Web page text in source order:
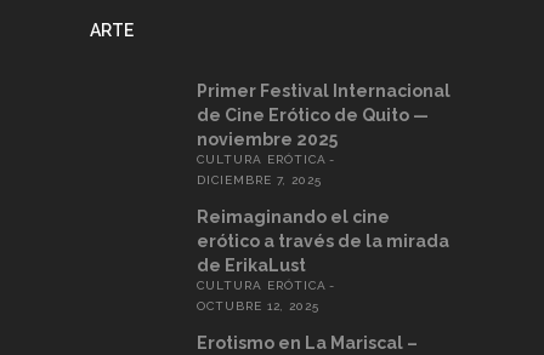
ARTE
Primer Festival Internacional
de Cine Erótico de Quito —
noviembre 2025
CULTURA ERÓTICA
DICIEMBRE 7, 2025
Reimaginando el cine
erótico a través de la mirada
de ErikaLust
CULTURA ERÓTICA
OCTUBRE 12, 2025
Erotismo en La Mariscal –